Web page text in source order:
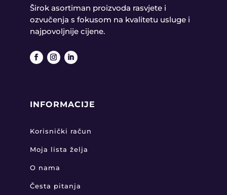
Širok asortiman proizvoda rasvjete i
ozvučenja s fokusom na kvalitetu usluge i
najpovoljnije cijene.
INFORMACIJE
Korisnički račun
Moja lista želja
O nama
Česta pitanja